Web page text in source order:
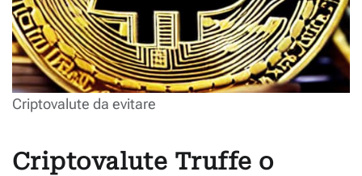
Criptovalute da evitare
Criptovalute Truffe o